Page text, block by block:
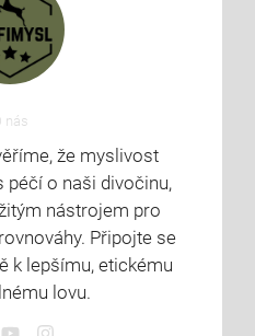
nás
že myslivost
péčí o naši divočinu,
nástrojem pro
Připojte se
k lepšímu, etickému
lovu.